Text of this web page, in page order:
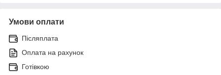
Умови оплати
Післяплата
Оплата на рахунок
Готівкою